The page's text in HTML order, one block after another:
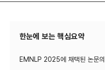
한눈에 보는 핵심요약